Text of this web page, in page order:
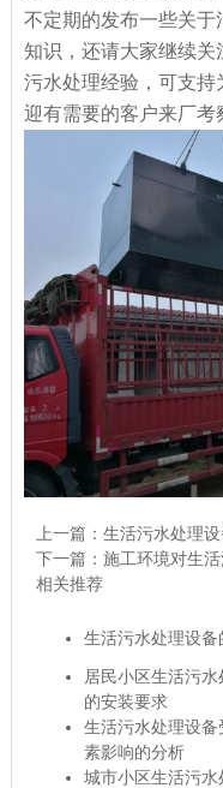
不定期的发布一些关于
知识，还请大家继续关
污水处理经验，可支持
迎有需要的客户来厂考
上一篇： 生活污水处理
下一篇： 施工环境对生
相关推荐
生活污水处理设备
居民小区生活污水
的安装要求
生活污水处理设备
素影响的分析
城市小区生活污水